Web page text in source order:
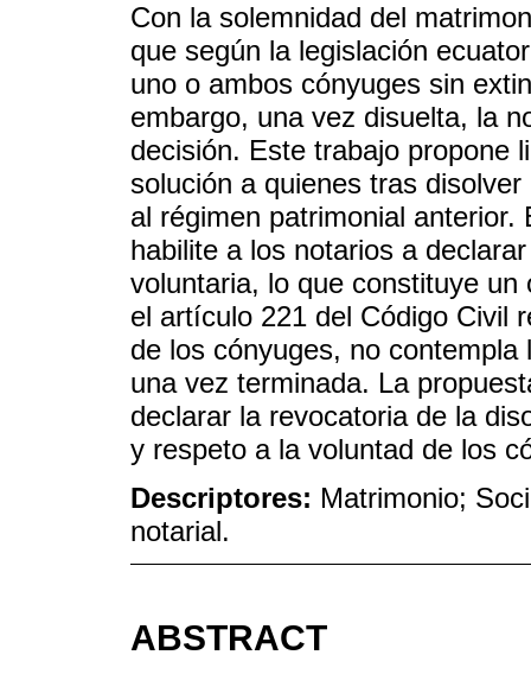
Con la solemnidad del
que según la legislación
uno o ambos cónyuges sin
embargo, una vez disuelta, la
decisión. Este trabajo propone
solución a quienes tras
al régimen patrimonial
habilite a los notarios a
voluntaria, lo que constituye
el artículo 221 del Código Civil
de los cónyuges, no
una vez terminada. La
declarar la revocatoria de la
y respeto a la voluntad de los
Descriptores: Matrimonio;
notarial.
ABSTRACT